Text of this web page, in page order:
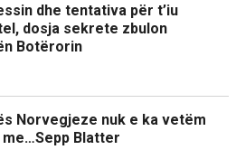
dhe tentativa për t’iu
dosja sekrete zbulon
Botërorin
Norvegjeze nuk e ka vetëm
Blatter